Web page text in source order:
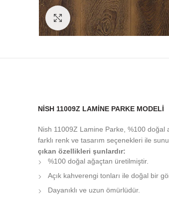
Click to enlarge
NISH 11009Z LAMINE PARKE MODELI
Nish 11009Z Lamine Parke, %100 doğal
farklı renk ve tasarım seçenekleri ile
çıkan özellikleri şunlardır:
%100 doğal ağaçtan üretilmiştir.
Açık kahverengi tonları ile doğal bir
Dayanıklı ve uzun ömürlüdür.